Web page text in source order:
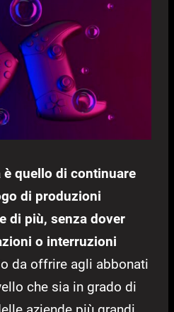
è quello di continuare
di produzioni
di più, senza dover
o interruzioni
da offrire agli abbonati
che sia in grado di